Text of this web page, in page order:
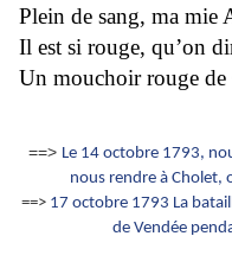
Plein de sang, ma mie
Il est si rouge, qu’on
Un mouchoir rouge de
==> Le 14 octobre 1793,
nous rendre à Cholet,
==> 17 octobre 1793 La
de Vendée